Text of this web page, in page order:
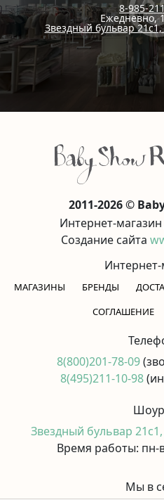
8-985-
Ежедневно,
Звездный бульвар
2011-2026 ©
Интернет-
Создание сайта
МАГАЗИНЫ БРЕНДЫ
CОГЛАШЕНИЕ
8(800)201-78-09
8(495)211-10-98
Звездный бульвар
Время работы: пн-
Мы в